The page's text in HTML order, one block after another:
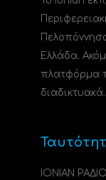
Ελλάδα.
πλατφόρμα
διαδικτυακά.
ΙΟΝΙΑΝ